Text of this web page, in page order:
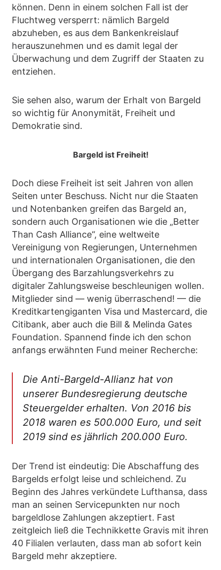
können. Denn in einem solchen Fall ist der
Fluchtweg versperrt: nämlich Bargeld
abzuheben, es aus dem Bankenkreislauf
herauszunehmen und es damit legal der
Überwachung und dem Zugriff der Staaten zu
entziehen.
Sie sehen also, warum der Erhalt von Bargeld
so wichtig für Anonymität, Freiheit und
Demokratie sind.
Bargeld ist Freiheit!
Doch diese Freiheit ist seit Jahren von allen
Seiten unter Beschuss. Nicht nur die Staaten
und Notenbanken greifen das Bargeld an,
sondern auch Organisationen wie die „Better
Than Cash Alliance“, eine weltweite
Vereinigung von Regierungen, Unternehmen
und internationalen Organisationen, die den
Übergang des Barzahlungsverkehrs zu
digitaler Zahlungsweise beschleunigen wollen.
Mitglieder sind — wenig überraschend! — die
Kreditkartengiganten Visa und Mastercard, die
Citibank, aber auch die Bill & Melinda Gates
Foundation. Spannend finde ich den schon
anfangs erwähnten Fund meiner Recherche:
Die Anti-Bargeld-Allianz hat von
unserer Bundesregierung deutsche
Steuergelder erhalten. Von 2016 bis
2018 waren es 500.000 Euro, und seit
2019 sind es jährlich 200.000 Euro.
Der Trend ist eindeutig: Die Abschaffung des
Bargelds erfolgt leise und schleichend. Zu
Beginn des Jahres verkündete Lufthansa, dass
man an seinen Servicepunkten nur noch
bargeldlose Zahlungen akzeptiert. Fast
zeitgleich ließ die Technikkette Gravis mit ihren
40 Filialen verlauten, dass man ab sofort kein
Bargeld mehr akzeptiere.